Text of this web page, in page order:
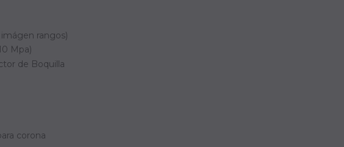
rangos)
Mpa)
de Boquilla
corona